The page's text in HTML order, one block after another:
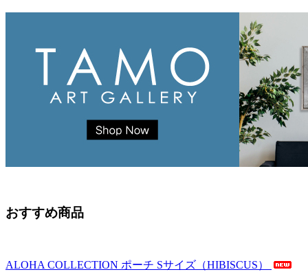
おすすめ商品
ALOHA COLLECTION ポーチ Sサイズ（HIBISCUS）